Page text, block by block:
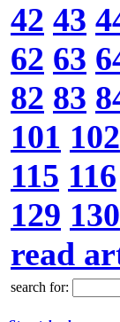
42 43
62 63
82 83
101 102
115 116
129 130
read
search for: